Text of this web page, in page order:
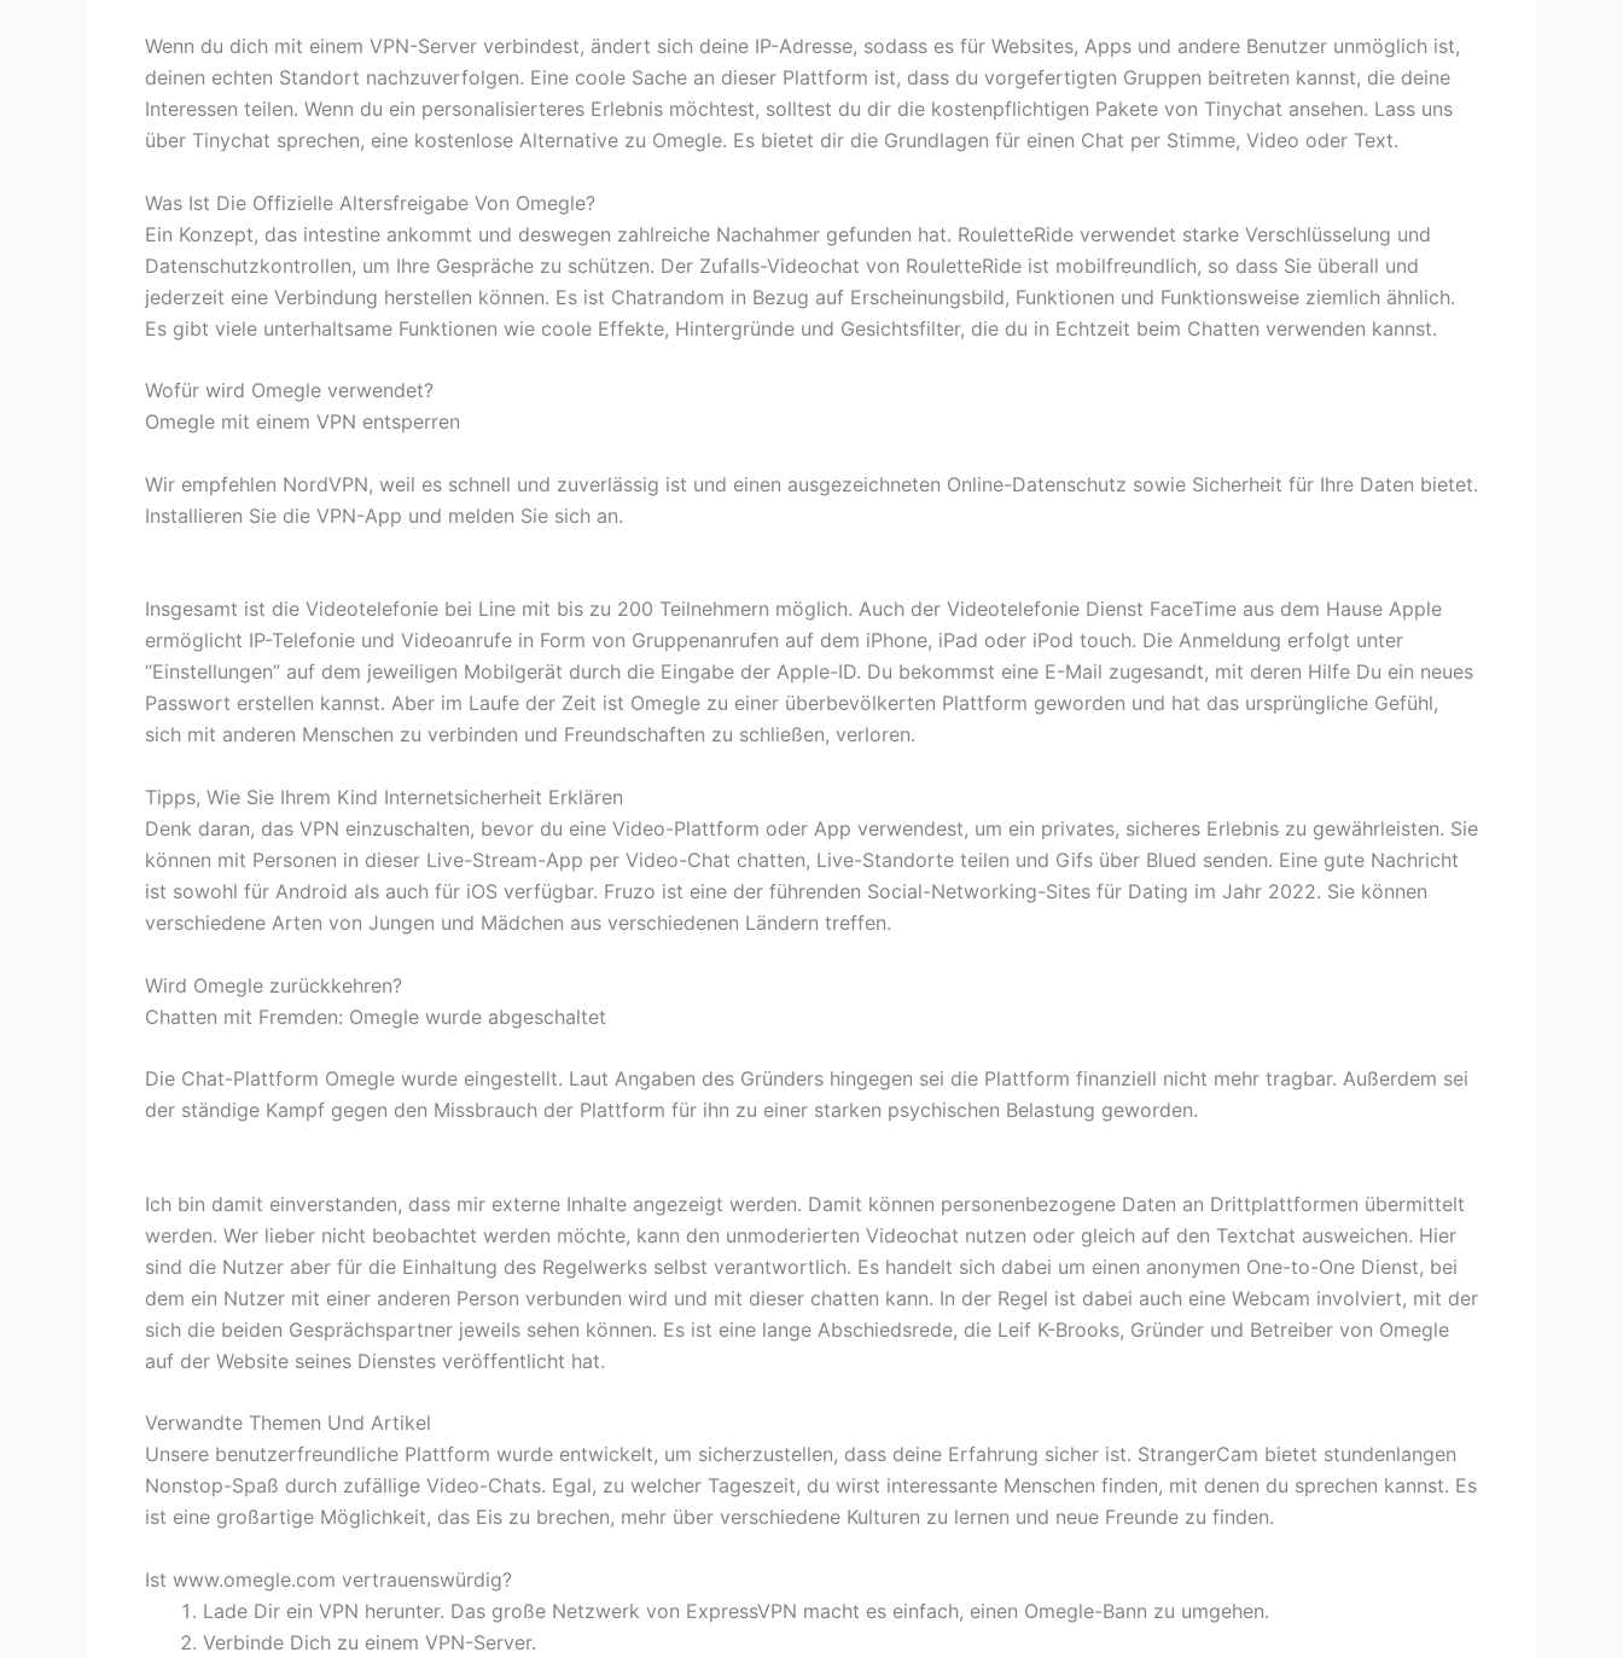
Wenn du dich mit einem VPN-Server verbindest, ändert sich deine IP-Adresse, sodass es für Websites, Apps und andere Benutzer unmöglich ist,
deinen echten Standort nachzuverfolgen. Eine coole Sache an dieser Plattform ist, dass du vorgefertigten Gruppen beitreten kannst, die deine
Interessen teilen. Wenn du ein personalisierteres Erlebnis möchtest, solltest du dir die kostenpflichtigen Pakete von Tinychat ansehen. Lass uns
über Tinychat sprechen, eine kostenlose Alternative zu Omegle. Es bietet dir die Grundlagen für einen Chat per Stimme, Video oder Text.
Was Ist Die Offizielle Altersfreigabe Von Omegle?
Ein Konzept, das intestine ankommt und deswegen zahlreiche Nachahmer gefunden hat. RouletteRide verwendet starke Verschlüsselung und
Datenschutzkontrollen, um Ihre Gespräche zu schützen. Der Zufalls-Videochat von RouletteRide ist mobilfreundlich, so dass Sie überall und
jederzeit eine Verbindung herstellen können. Es ist Chatrandom in Bezug auf Erscheinungsbild, Funktionen und Funktionsweise ziemlich ähnlich.
Es gibt viele unterhaltsame Funktionen wie coole Effekte, Hintergründe und Gesichtsfilter, die du in Echtzeit beim Chatten verwenden kannst.
Wofür wird Omegle verwendet?
Omegle mit einem VPN entsperren
Wir empfehlen NordVPN, weil es schnell und zuverlässig ist und einen ausgezeichneten Online-Datenschutz sowie Sicherheit für Ihre Daten bietet.
Installieren Sie die VPN-App und melden Sie sich an.
Insgesamt ist die Videotelefonie bei Line mit bis zu 200 Teilnehmern möglich. Auch der Videotelefonie Dienst FaceTime aus dem Hause Apple
ermöglicht IP-Telefonie und Videoanrufe in Form von Gruppenanrufen auf dem iPhone, iPad oder iPod touch. Die Anmeldung erfolgt unter
“Einstellungen” auf dem jeweiligen Mobilgerät durch die Eingabe der Apple-ID. Du bekommst eine E-Mail zugesandt, mit deren Hilfe Du ein neues
Passwort erstellen kannst. Aber im Laufe der Zeit ist Omegle zu einer überbevölkerten Plattform geworden und hat das ursprüngliche Gefühl,
sich mit anderen Menschen zu verbinden und Freundschaften zu schließen, verloren.
Tipps, Wie Sie Ihrem Kind Internetsicherheit Erklären
Denk daran, das VPN einzuschalten, bevor du eine Video-Plattform oder App verwendest, um ein privates, sicheres Erlebnis zu gewährleisten. Sie
können mit Personen in dieser Live-Stream-App per Video-Chat chatten, Live-Standorte teilen und Gifs über Blued senden. Eine gute Nachricht
ist sowohl für Android als auch für iOS verfügbar. Fruzo ist eine der führenden Social-Networking-Sites für Dating im Jahr 2022. Sie können
verschiedene Arten von Jungen und Mädchen aus verschiedenen Ländern treffen.
Wird Omegle zurückkehren?
Chatten mit Fremden: Omegle wurde abgeschaltet
Die Chat-Plattform Omegle wurde eingestellt. Laut Angaben des Gründers hingegen sei die Plattform finanziell nicht mehr tragbar. Außerdem sei
der ständige Kampf gegen den Missbrauch der Plattform für ihn zu einer starken psychischen Belastung geworden.
Ich bin damit einverstanden, dass mir externe Inhalte angezeigt werden. Damit können personenbezogene Daten an Drittplattformen übermittelt
werden. Wer lieber nicht beobachtet werden möchte, kann den unmoderierten Videochat nutzen oder gleich auf den Textchat ausweichen. Hier
sind die Nutzer aber für die Einhaltung des Regelwerks selbst verantwortlich. Es handelt sich dabei um einen anonymen One-to-One Dienst, bei
dem ein Nutzer mit einer anderen Person verbunden wird und mit dieser chatten kann. In der Regel ist dabei auch eine Webcam involviert, mit der
sich die beiden Gesprächspartner jeweils sehen können. Es ist eine lange Abschiedsrede, die Leif K-Brooks, Gründer und Betreiber von Omegle
auf der Website seines Dienstes veröffentlicht hat.
Verwandte Themen Und Artikel
Unsere benutzerfreundliche Plattform wurde entwickelt, um sicherzustellen, dass deine Erfahrung sicher ist. StrangerCam bietet stundenlangen
Nonstop-Spaß durch zufällige Video-Chats. Egal, zu welcher Tageszeit, du wirst interessante Menschen finden, mit denen du sprechen kannst. Es
ist eine großartige Möglichkeit, das Eis zu brechen, mehr über verschiedene Kulturen zu lernen und neue Freunde zu finden.
Ist www.omegle.com vertrauenswürdig?
Lade Dir ein VPN herunter. Das große Netzwerk von ExpressVPN macht es einfach, einen Omegle-Bann zu umgehen.
Verbinde Dich zu einem VPN-Server.